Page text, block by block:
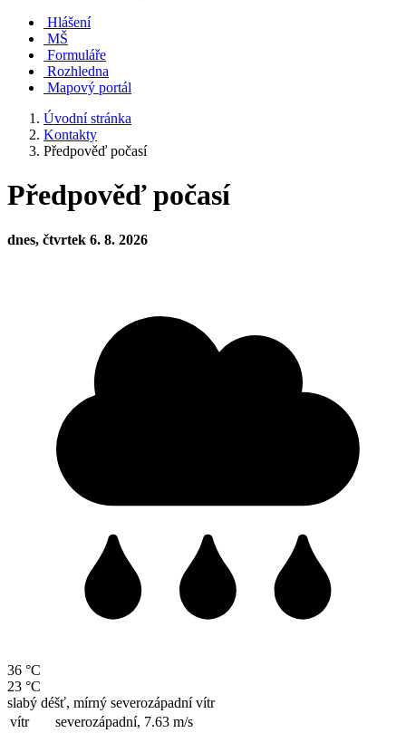
Hlášení
MŠ
Formuláře
Rozhledna
Mapový portál
Úvodní stránka
Kontakty
Předpověď počasí
Předpověď počasí
dnes, čtvrtek 6. 8. 2026
36 °C
23 °C
slabý déšť, mírný severozápadní vítr
vítr
severozápadní, 7.63 m/s